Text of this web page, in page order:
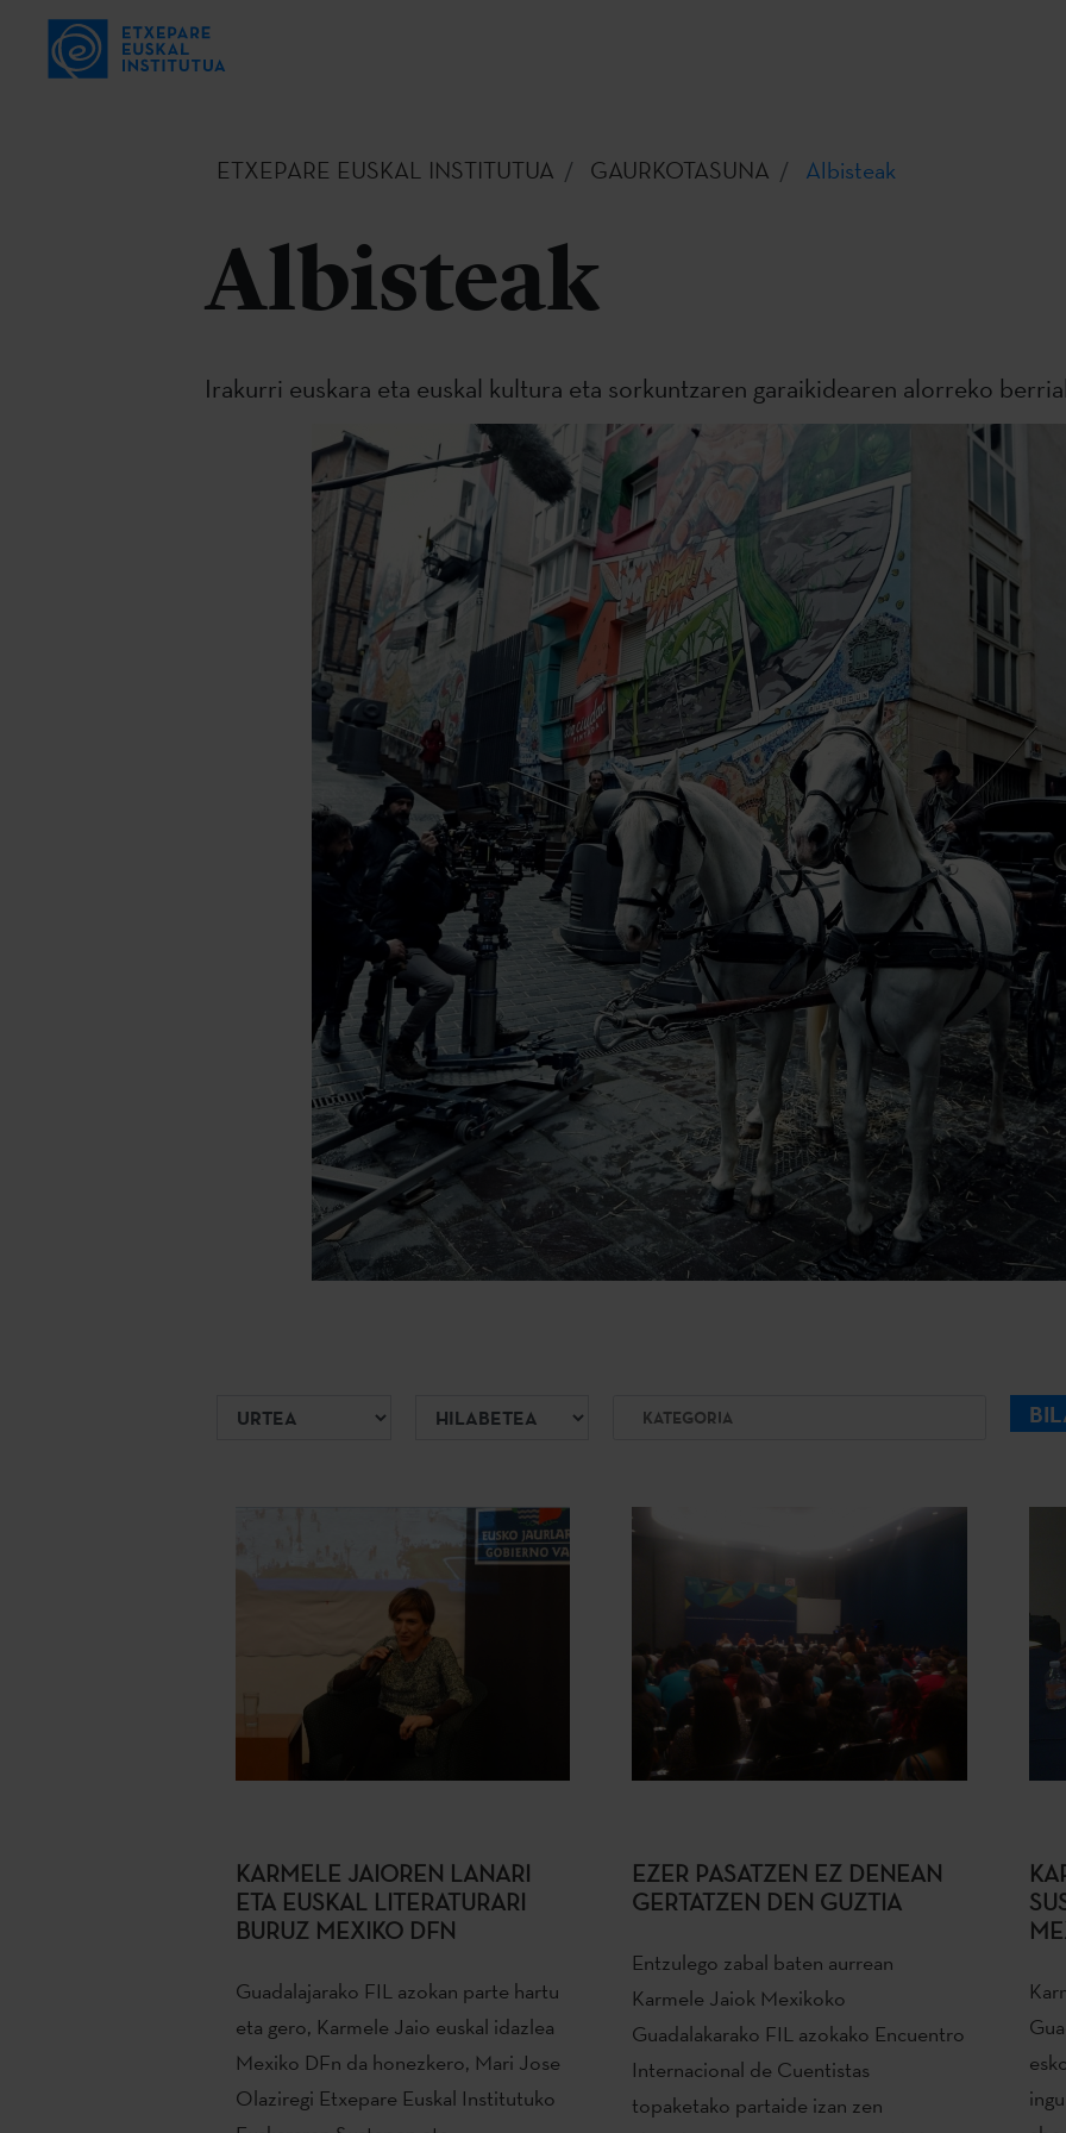
ETXEPARE EUSKAL INSTITUTUA GAURKOTASUNA Albisteak
Albisteak
Irakurri euskara eta euskal kultura eta sorkuntzaren garaikidearen alorreko
Urtea Hilabetea Kategoria
KARMELE JAIOREN LANARI
ETA EUSKAL LITERATURARI
BURUZ MEXIKO DFN
Guadalajarako FIL azokan parte hartu
eta gero, Karmele Jaio euskal idazlea
Mexiko DFn da honezkero, Mari Jose
Olaziregi Etxepare Euskal Institutuko
EZER PASATZEN EZ DENEAN
GERTATZEN DEN GUZTIA
Entzulego zabal baten aurrean
Karmele Jaiok Mexikoko
Guadalakarako FIL azokako Encuentro
Internacional de Cuentistas
topaketako partaide izan zen